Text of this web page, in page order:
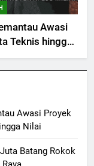
Awasi
Teknis hingga
Awasi Proyek
Nilai
Batang Rokok